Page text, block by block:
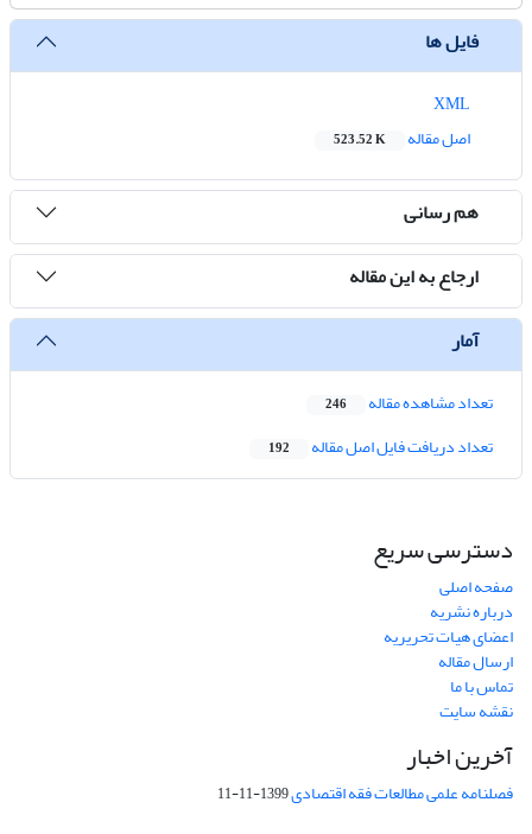
فایل ها
اصل مقاله
523.52 K
هم رسانی
ارجاع به این مقاله
آمار
تعداد مشاهده مقاله 246
تعداد دریافت فایل اصل مقاله 192
دسترسی سریع
صفحه اصلی
درباره نشریه
اعضای هیات تحریریه
ارسال مقاله
تماس با ما
نقشه سایت
آخرین اخبار
فصلنامه علمی مطالعات فقه اقتصادی1399-11-11